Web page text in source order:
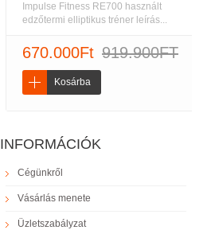
Impulse Fitness RE700 használt
edzőtermi elliptikus tréner leírás...
670.000Ft 919.900FT
Kosárba
INFORMÁCIÓK
Cégünkről
Vásárlás menete
Üzletszabályzat